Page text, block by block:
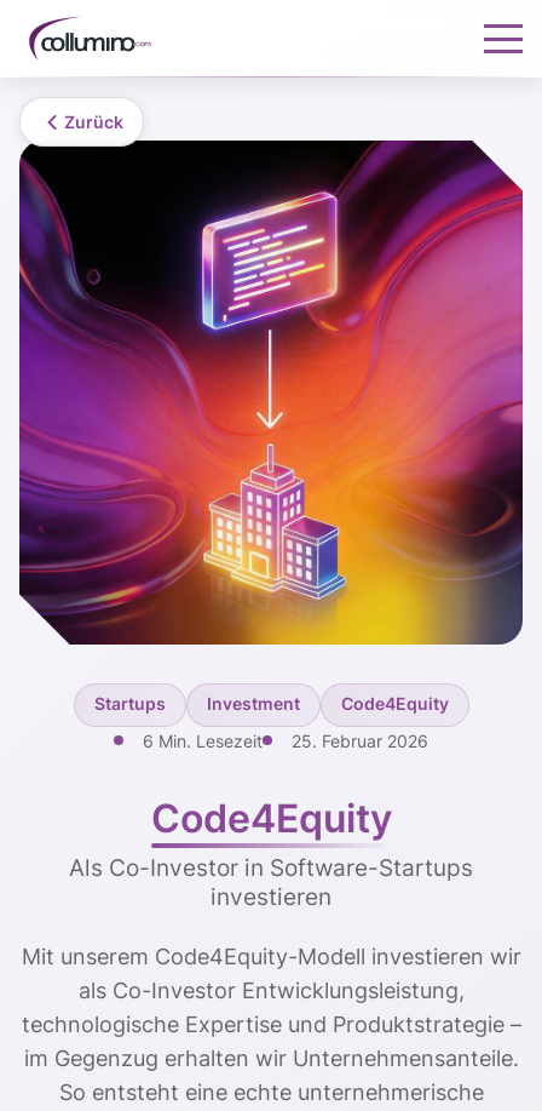
Zurück
Startups Investment Code4Equity
6 Min. Lesezeit 25. Februar 2026
Code4Equity
Als Co-Investor in Software-Startups
investieren
Mit unserem Code4Equity-Modell investieren wir
als Co-Investor Entwicklungsleistung,
technologische Expertise und Produktstrategie –
im Gegenzug erhalten wir Unternehmensanteile.
So entsteht eine echte unternehmerische